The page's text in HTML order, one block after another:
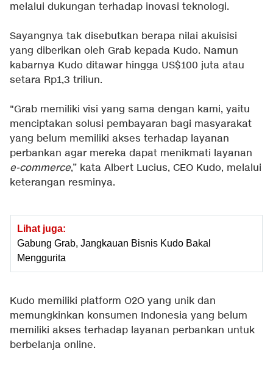
melalui dukungan terhadap inovasi teknologi.
Sayangnya tak disebutkan berapa nilai akuisisi
yang diberikan oleh Grab kepada Kudo. Namun
kabarnya Kudo ditawar hingga US$100 juta atau
setara Rp1,3 triliun.
"Grab memiliki visi yang sama dengan kami, yaitu
menciptakan solusi pembayaran bagi masyarakat
yang belum memiliki akses terhadap layanan
perbankan agar mereka dapat menikmati layanan
e-commerce,” kata Albert Lucius, CEO Kudo, melalui
keterangan resminya.
Lihat juga:
Gabung Grab, Jangkauan Bisnis Kudo Bakal
Menggurita
Kudo memiliki platform O2O yang unik dan
memungkinkan konsumen Indonesia yang belum
memiliki akses terhadap layanan perbankan untuk
berbelanja online.